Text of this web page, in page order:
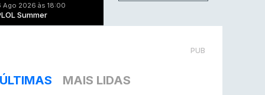
Ago 2026 às 18:00
Summer
PUB
ÚLTIMAS MAIS LIDAS